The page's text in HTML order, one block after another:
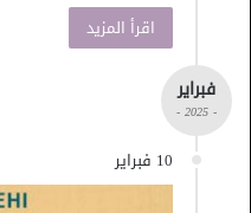
اقرأ المزيد
فبراير
- 2025 -
10 فبراير